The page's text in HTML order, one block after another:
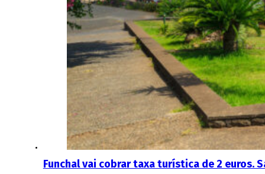
Funchal vai cobrar taxa turística de 2 euros.